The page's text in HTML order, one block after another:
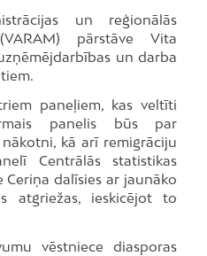
un reģionālās
pārstāve Vita
un darba
paneļiem, kas veltīti
panelis būs par
kā arī remigrāciju
Centrālās statistikas
Ceriņa dalīsies ar jaunāko
atgriežas, ieskicējot to
vēstniece diasporas